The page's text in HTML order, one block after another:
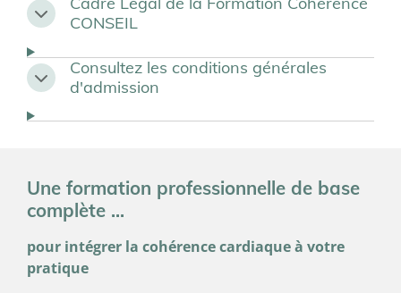
CONSEIL
Consultez les conditions générales
d'admission
Une formation professionnelle de base
complète ...
pour intégrer la cohérence cardiaque à votre
pratique